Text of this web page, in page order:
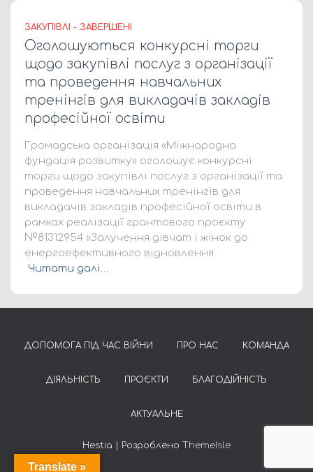
ЗАКУПІВЛІ - ЗАВЕРШЕНІ
Оголошуються конкурсні торги
щодо закупівлі послуг з організації
та проведення навчальних
тренінгів для викладачів закладів
професійної освіти
Громадська організація «Міжнародна
фундація розвитку» оголошує конкурсні
торги щодо закупівлі послуг з організації та
проведення навчальних тренінгів для
викладачів закладів професійної освіти в
рамках реалізації грантового проєкту
№81312954 «Залучення дівчат і жінок до
енергоефективного відновлення
Читати далі…
ДОПОМОГА ПІД ЧАС ВІЙНИ ПРО НАС КОМАНДА
ДІЯЛЬНІСТЬ ПРОЄКТИ БЛАГОДІЙНІСТЬ
АКТУАЛЬНЕ
Hestia | Розроблено ThemeIsle
Translate »